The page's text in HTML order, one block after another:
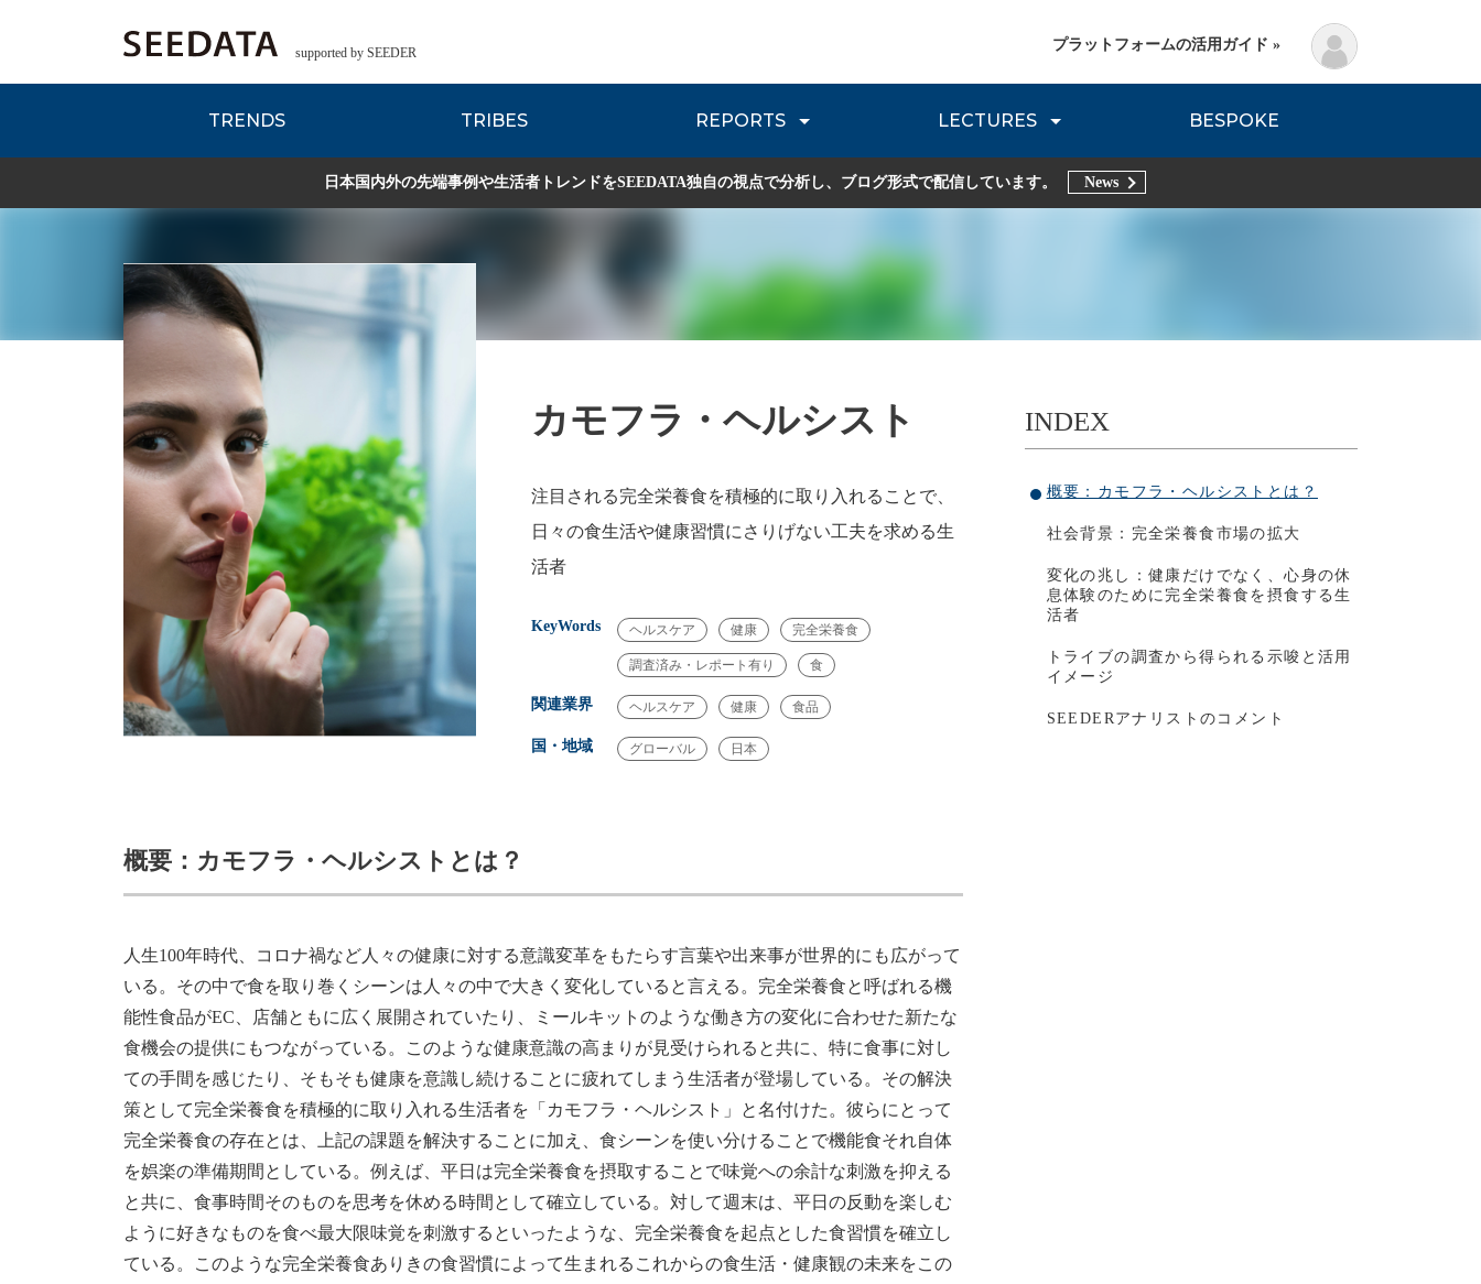
supported by SEEDER
TRENDS TRIBES REPORTS
EDITORIAL REPORT Zsレポート 流通レポート JOURNEY REVIEW DNVB REPORT TRIBE REPORTS
LECTURES
各種データのご紹介 Planning Method
BESPOKE
プラットフォームの活用ガイド »
日本国内外の先端事例や生活者トレンドをSEEDATA独自の視点で分析し、ブログ形式で配信しています。 News
INDEX
概要：カモフラ・ヘルシストとは？
社会背景：完全栄養⻝市場の拡大
変化の兆し：健康だけでなく、心身の休
息体験のために完全栄養⻝を摂⻝する生
活者
トライブの調査から得られる示唆と活用
イメージ
SEEDERアナリストのコメント
カモフラ・ヘルシスト
注目される完全栄養⻝を積極的に取り入れることで、
日々の⻝生活や健康習慣にさりげない工夫を求める生
活者
KeyWords ヘルスケア 健康 完全栄養食
調査済み・レポート有り 食
関連業界 ヘルスケア 健康 食品
国・地域 グローバル 日本
概要：カモフラ・ヘルシストとは？
人生100年時代、コロナ禍など人々の健康に対する意識変革をもたらす言葉や出来事が世界的にも広がって
いる。その中で⻝を取り巻くシーンは人々の中で大きく変化していると言える。完全栄養⻝と呼ばれる機
能性⻝品がEC、店舗ともに広く展開されていたり、ミールキットのような働き方の変化に合わせた新たな
⻝機会の提供にもつながっている。このような健康意識の高まりが見受けられると共に、特に⻝事に対し
ての手間を感じたり、そもそも健康を意識し続けることに疲れてしまう生活者が登場している。その解決
策として完全栄養⻝を積極的に取り入れる生活者を「カモフラ・ヘルシスト」と名付けた。彼らにとって
完全栄養⻝の存在とは、上記の課題を解決することに加え、⻝シーンを使い分けることで機能⻝それ自体
を娯楽の準備期間としている。例えば、平日は完全栄養⻝を摂取することで味覚への余計な刺激を抑える
と共に、⻝事時間そのものを思考を休める時間として確立している。対して週末は、平日の反動を楽しむ
ように好きなものを⻝べ最大限味覚を刺激するといったような、完全栄養⻝を起点とした⻝習慣を確立し
ている。このような完全栄養⻝ありきの⻝習慣によって生まれるこれからの⻝生活・健康観の未来をこの